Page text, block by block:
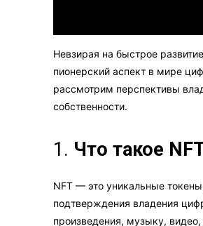
Невзирая на быстрое
пионерский аспект в мире
рассмотрим перспективы
собственности.
1. Что такое
NFT — это уникальные
подтверждения владения
произведения, музыку,